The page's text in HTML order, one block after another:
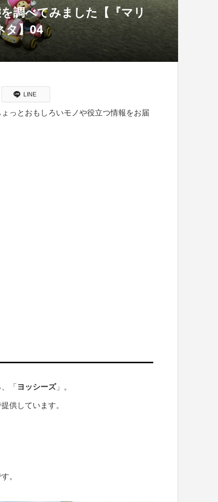
調べてみました【『マリ
タ】04
LINE
っとおもしろいモノや役立つ情報をお届
「 ヨッシーズ」。
供しています。
。